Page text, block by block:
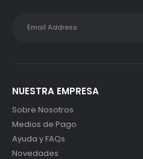
NUESTRA EMPRESA
Sobre Nosotros
Medios de Pago
Ayuda y FAQs
Novedades